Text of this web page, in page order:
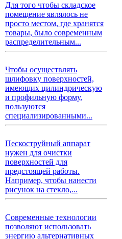
Для того чтобы складское
помещение являлось не
просто местом, где хранятся
товары, было современным
распределительным...
Чтобы осуществлять
шлифовку поверхностей,
имеющих цилиндрическую
и профильную форму,
пользуются
специализированными...
Пескоструйный аппарат
нужен для очистки
поверхностей для
предстоящей работы.
Например, чтобы нанести
рисунок на стекло,...
Современные технологии
позволяют использовать
энергию альтернативных